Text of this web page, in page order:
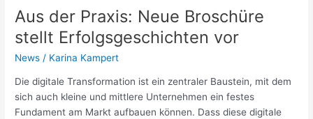
Aus der Praxis: Neue Broschüre
stellt Erfolgsgeschichten vor
News / Karina Kampert
Die digitale Transformation ist ein zentraler Baustein, mit dem
sich auch kleine und mittlere Unternehmen ein festes
Fundament am Markt aufbauen können. Dass diese digitale